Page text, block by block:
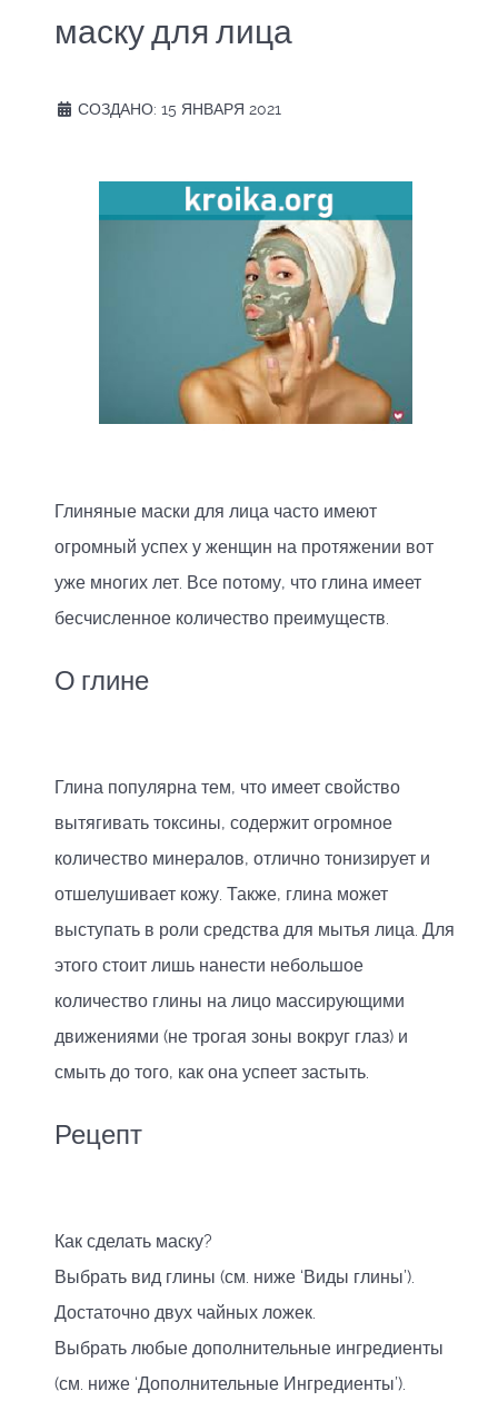
маску для лица
СОЗДАНО: 15 ЯНВАРЯ 2021
Глиняные маски для лица часто имеют
огромный успех у женщин на протяжении вот
уже многих лет. Все потому, что глина имеет
бесчисленное количество преимуществ.
О глине
Глина популярна тем, что имеет свойство
вытягивать токсины, содержит огромное
количество минералов, отлично тонизирует и
отшелушивает кожу. Также, глина может
выступать в роли средства для мытья лица. Для
этого стоит лишь нанести небольшое
количество глины на лицо массирующими
движениями (не трогая зоны вокруг глаз) и
смыть до того, как она успеет застыть.
Рецепт
Как сделать маску?
Выбрать вид глины (см. ниже ‘Виды глины’).
Достаточно двух чайных ложек.
Выбрать любые дополнительные ингредиенты
(см. ниже ‘Дополнительные Ингредиенты’).